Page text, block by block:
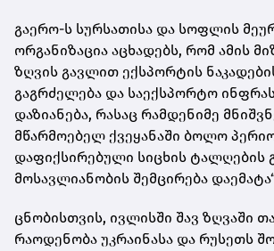
გაერო-ს სურსათისა და სოფლის
ორგანიზაცია აცხადებს, რომ ამის
ზღვის გავლით ექსპორტის
გაგრძელება და საექსპორტო
დაზიანება, რასაც რამდენიმე
მწარმოებელ ქვეყანაში ბოლო
დაფიქსირებული სიცხის ტალღების
მოსავლიანობის შემცირება
ცნობისთვის, ივლისში შავ ზღვაში
რაოდენობა უკრაინასა და რუსეთს